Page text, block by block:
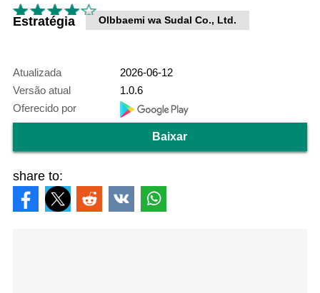
Estratégia Olbbaemi wa Sudal Co., Ltd.
Atualizada
2026-06-12
Versão atual
1.0.6
Oferecido por
Baixar
share to: